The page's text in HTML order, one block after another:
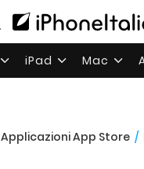
iPad Mac
Applicazioni App Store /